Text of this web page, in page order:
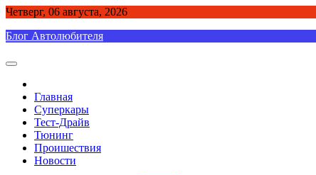
Skip
content
Четверг, 06 августа, 2026
Блог Автолюбителя
Главная
Суперкары
Тест-Драйв
Тюнинг
Проишествия
Новости